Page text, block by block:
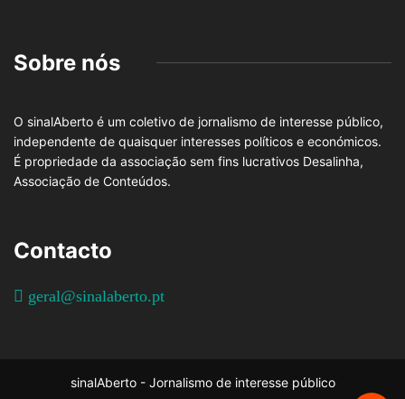
Sobre nós
O sinalAberto é um coletivo de jornalismo de interesse público,
independente de quaisquer interesses políticos e económicos.
É propriedade da associação sem fins lucrativos Desalinha,
Associação de Conteúdos.
Contacto
geral@sinalaberto.pt
sinalAberto - Jornalismo de interesse público